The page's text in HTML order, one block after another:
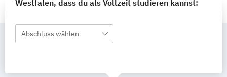
Westfalen, dass du als Vollzeit studieren kannst:
Abschluss wählen